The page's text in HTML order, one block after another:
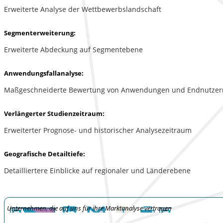
Erweiterte Analyse der Wettbewerbslandschaft
Segmenterweiterung:
Erweiterte Abdeckung auf Segmentebene
Anwendungsfallanalyse:
Maßgeschneiderte Bewertung von Anwendungen und
Verlängerter Studienzeitraum:
Erweiterter Prognose- und historischer Analysezeitraum
Geografische Detailtiefe:
Detailliertere Einblicke auf regionaler und Länderebene
Unternehmen, die auf uns für ihre Marktanalyse vertrauen